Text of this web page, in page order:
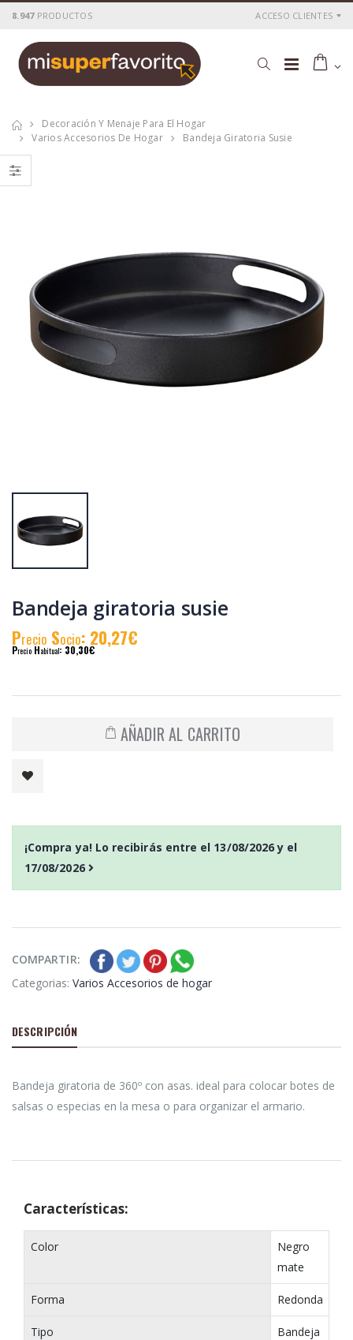
8.947 PRODUCTOS ACCESO CLIENTES
Decoración Y Menaje Para El Hogar
Varios Accesorios De Hogar
Bandeja Giratoria Susie
Bandeja giratoria susie
Precio Socio: 20,27€
Precio Habitual: 30,30€
AÑADIR AL CARRITO
¡Compra ya! Lo recibirás entre el 13/08/2026y el
17/08/2026
COMPARTIR:
Categorias: Varios Accesorios de hogar
DESCRIPCIÓN
Bandeja giratoria de 360º con asas. ideal para colocar botes de
salsas o especias en la mesa o para organizar el armario.
Características:
Color
Negro
mate
Forma Redonda
Tipo
Bandeja
Manoplas de
silicona ada, 2 uds
recio Socio: 22,92€
Precio : 35,79€
Lámina
antideslizante
Lámina
antideslizante extra
gruesa gris 50 x
150 cm
PrecioSocio: 12,90€
Esterilla antimoho